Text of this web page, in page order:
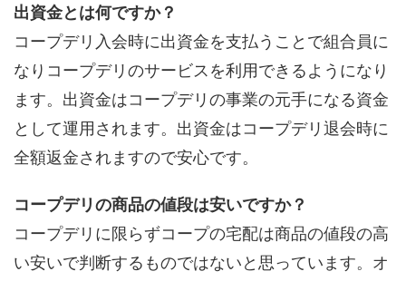
出資金とは何ですか？
コープデリ入会時に出資金を支払うことで組合員に
なりコープデリのサービスを利用できるようになり
ます。出資金はコープデリの事業の元手になる資金
として運用されます。出資金はコープデリ退会時に
全額返金されますので安心です。
コープデリの商品の値段は安いですか？
コープデリに限らずコープの宅配は商品の値段の高
い安いで判断するものではないと思っています。オ